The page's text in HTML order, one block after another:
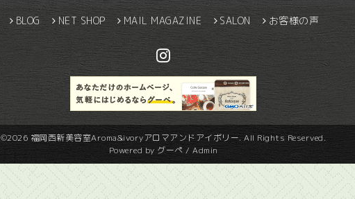
BLOG NET SHOP MAIL MAGAZINE SALON お客様の声
©2026 福岡西新美容室Aroma&ivoryアロマアンドアイボリー. All Rights Reserved.
Powered by グーペ / Admin